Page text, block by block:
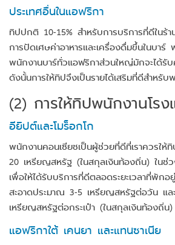
ประเทศอื่นในแอฟริกา
ทิปปกติ 10-15% สำหรับการบริการที่ดีในร้า
การปัดเศษค่าอาหารและเครื่องดื่มขึ้นในบาร์
พนักงานบาร์ทั่วแอฟริกาส่วนใหญ่มักจะได้รั
ดังนั้นการให้ทิปจึงเป็นรายได้เสริมที่ดีสำหรับ
(2) การให้ทิปพนักงานโรง
อียิปต์และโมร็อกโก
พนักงานคอนเซียชเป็นผู้ช่วยที่ดีที่เราควรให้
20 เหรียญสหรัฐ (ในสกุลเงินท้องถิ่น) ในช่ว
เพื่อให้ได้รับบริการที่ดีตลอดระยะเวลาที่พัก
สะอาดประมาณ 3-5 เหรียญสหรัฐต่อวัน แล
เหรียญสหรัฐต่อกระเป๋า (ในสกุลเงินท้องถิ่น)
แอฟริกาใต้ เคนยา และแทนซาเนีย